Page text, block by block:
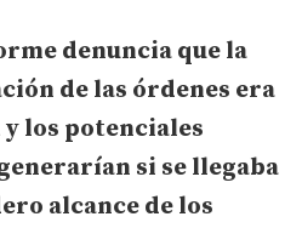
denuncia que la
de las órdenes era
los potenciales
si se llegaba
alcance de los